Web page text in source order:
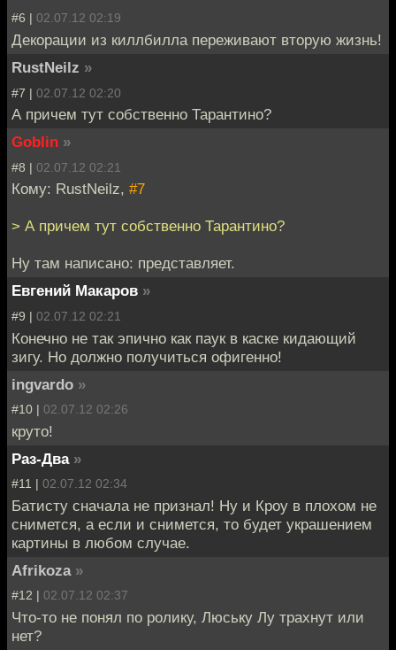
#6 | 02.07.12 02:19
Декорации из киллбилла переживают вторую жизнь!
RustNeilz »
#7 | 02.07.12 02:20
А причем тут собственно Тарантино?
Goblin »
#8 | 02.07.12 02:21
Кому: RustNeilz, #7
> А причем тут собственно Тарантино?
Ну там написано: представляет.
Евгений Макаров »
#9 | 02.07.12 02:21
Конечно не так эпично как паук в каске кидающий
зигу. Но должно получиться офигенно!
ingvardo »
#10 | 02.07.12 02:26
круто!
Раз-Два »
#11 | 02.07.12 02:34
Батисту сначала не признал! Ну и Кроу в плохом не
снимется, а если и снимется, то будет украшением
картины в любом случае.
Afrikoza »
#12 | 02.07.12 02:37
Что-то не понял по ролику, Люську Лу трахнут или
нет?